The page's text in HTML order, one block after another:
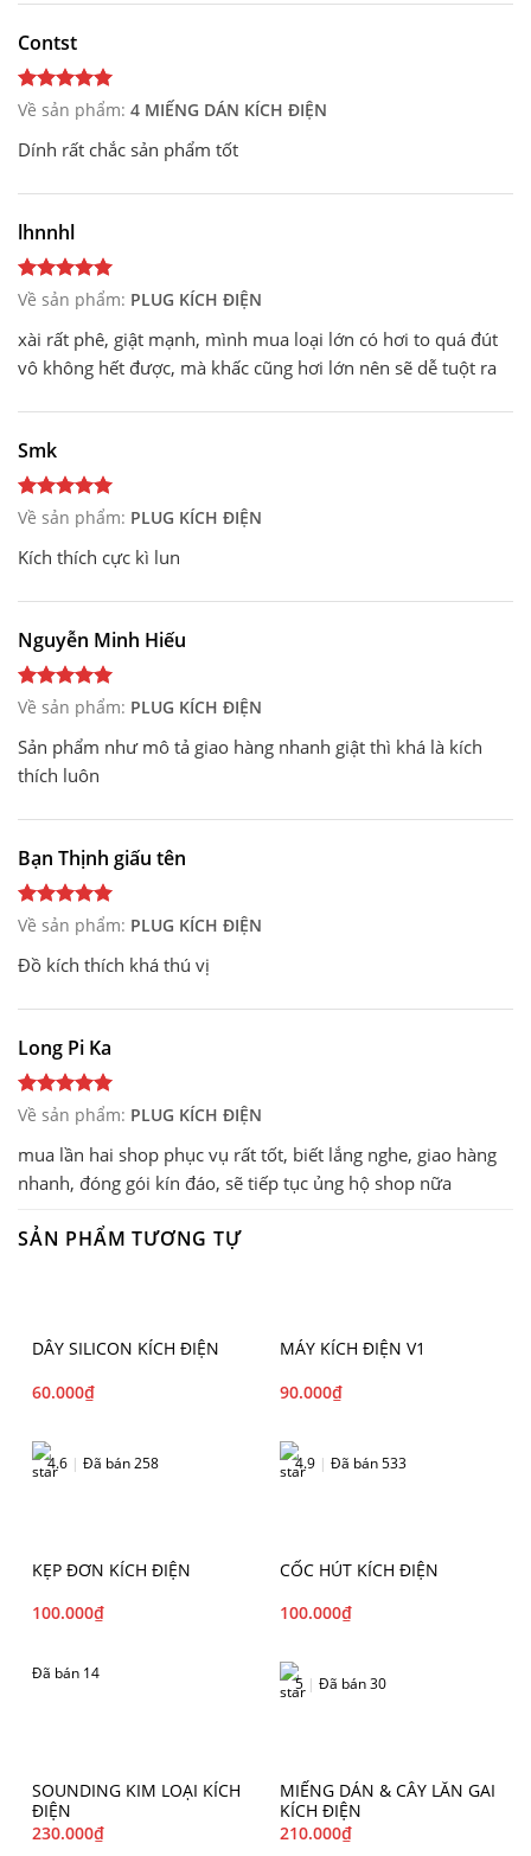
Contst
Về sản phẩm: 4 MIẾNG DÁN KÍCH ĐIỆN
Dính rất chắc sản phẩm tốt
lhnnhl
Về sản phẩm: PLUG KÍCH ĐIỆN
xài rất phê, giật mạnh, mình mua loại lớn có hơi to quá đút
vô không hết được, mà khấc cũng hơi lớn nên sẽ dễ tuột ra
Smk
Về sản phẩm: PLUG KÍCH ĐIỆN
Kích thích cực kì lun
Nguyễn Minh Hiếu
Về sản phẩm: PLUG KÍCH ĐIỆN
Sản phẩm như mô tả giao hàng nhanh giật thì khá là kích
thích luôn
Bạn Thịnh giấu tên
Về sản phẩm: PLUG KÍCH ĐIỆN
Đồ kích thích khá thú vị
Long Pi Ka
Về sản phẩm: PLUG KÍCH ĐIỆN
mua lần hai shop phục vụ rất tốt, biết lắng nghe, giao hàng
nhanh, đóng gói kín đáo, sẽ tiếp tục ủng hộ shop nữa
SẢN PHẨM TƯƠNG TỰ
DÂY SILICON KÍCH ĐIỆN
60.000₫
4.6 | Đã bán 258
MÁY KÍCH ĐIỆN V1
90.000₫
4.9 | Đã bán 533
KẸP ĐƠN KÍCH ĐIỆN
100.000₫
Đã bán 14
CỐC HÚT KÍCH ĐIỆN
100.000₫
5 | Đã bán 30
SOUNDING KIM LOẠI KÍCH
ĐIỆN
230.000₫
MIẾNG DÁN & CÂY LĂN GAI
KÍCH ĐIỆN
210.000₫